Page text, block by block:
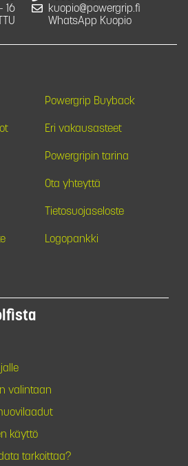
16
kuopio@powergrip.fi
WhatsApp Kuopio
Powergrip Buyback
Eri vakausasteet
Powergripin tarina
Ota yhteyttä
Tietosuojaseloste
Logopankki
valintaan
käyttö
tarkoittaa?